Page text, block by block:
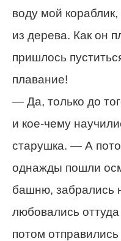
воду мой
из дерева. Как он
пришлось
плавание!
— Да, только до
и кое-чему
старушка. — А
однажды пошли
башню, забрались
любовались
потом